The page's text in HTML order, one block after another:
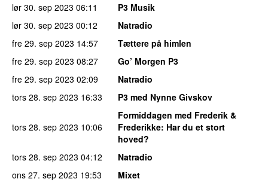
lør 30. sep 2023 06:11
P3 Musik
lør 30. sep 2023 00:12
Natradio
fre 29. sep 2023 14:57
Tættere på himlen
fre 29. sep 2023 08:27
Go’ Morgen P3
fre 29. sep 2023 02:09
Natradio
tors 28. sep 2023 16:33 P3 med Nynne Givskov
tors 28. sep 2023 10:06
Formiddagen med Frederik &
Frederikke: Har du et stort
hoved?
tors 28. sep 2023 04:12
Natradio
ons 27. sep 2023 19:53
Mixet